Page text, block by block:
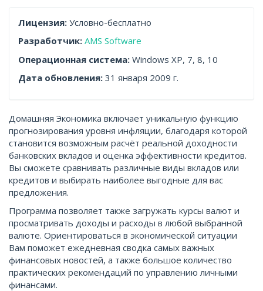
Лицензия: Условно-бесплатно
Разработчик: AMS Software
Операционная система: Windows XP, 7, 8, 10
Дата обновления: 31 января 2009 г.
Домашняя Экономика включает уникальную функцию
прогнозирования уровня инфляции, благодаря которой
становится возможным расчёт реальной доходности
банковских вкладов и оценка эффективности кредитов.
Вы сможете сравнивать различные виды вкладов или
кредитов и выбирать наиболее выгодные для вас
предложения.
Программа позволяет также загружать курсы валют и
просматривать доходы и расходы в любой выбранной
валюте. Ориентироваться в экономической ситуации
Вам поможет ежедневная сводка самых важных
финансовых новостей, а также большое количество
практических рекомендаций по управлению личными
финансами.